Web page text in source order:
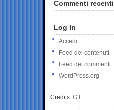
Commenti recenti
Log In
Accedi
Feed dei contenuti
Feed dei commenti
WordPress.org
Credits: G.I